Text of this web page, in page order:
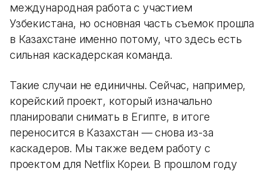
международная работа с участием
Узбекистана, но основная часть съемок прошла
в Казахстане именно потому, что здесь есть
сильная каскадерская команда.
Такие случаи не единичны. Сейчас, например,
корейский проект, который изначально
планировали снимать в Египте, в итоге
переносится в Казахстан — снова из-за
каскадеров. Мы также ведем работу с
проектом для Netflix Кореи. В прошлом году